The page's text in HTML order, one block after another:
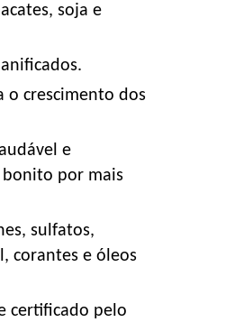
soja e
o crescimento dos
e
por mais
sulfatos,
corantes e óleos
certificado pelo